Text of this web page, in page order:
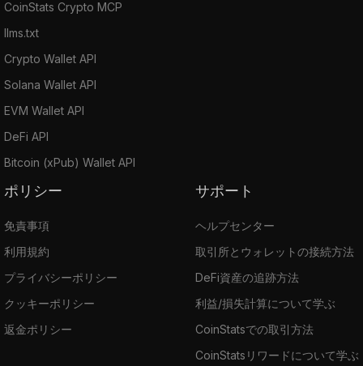
CoinStats Crypto MCP
llms.txt
Crypto Wallet API
Solana Wallet API
EVM Wallet API
DeFi API
Bitcoin (xPub) Wallet API
ポリシー
免責事項
利用規約
プライバシーポリシー
クッキーポリシー
返金ポリシー
サポート
ヘルプセンター
取引所とウォレットの接続方法
DeFi資産の追跡方法
利益/損失計算について学ぶ
CoinStatsでの取引方法
CoinStatsリワードについて学ぶ